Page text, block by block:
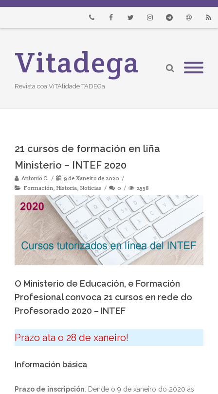
Vitadega
Revista coa ViTAlidade TADEGa
21 cursos de formación en liña
Ministerio – INTEF 2020
Antonio C.
9 de Xaneiro de 2020
Formación, Historia, Noticias 0 2558
O Ministerio de Educación, e Formación
Profesional convoca 21 cursos en rede do
Profesorado 2020 – INTEF
Prazo ata o 28 de xaneiro!
Información básica
Prazo de inscripción: Dende o 9 de xaneiro do 2020 ás